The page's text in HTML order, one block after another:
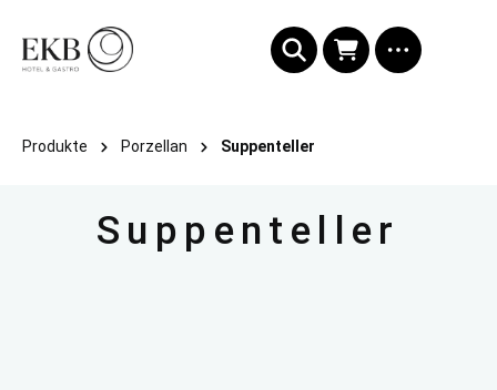
Produkte Porzellan Suppenteller
Suppenteller